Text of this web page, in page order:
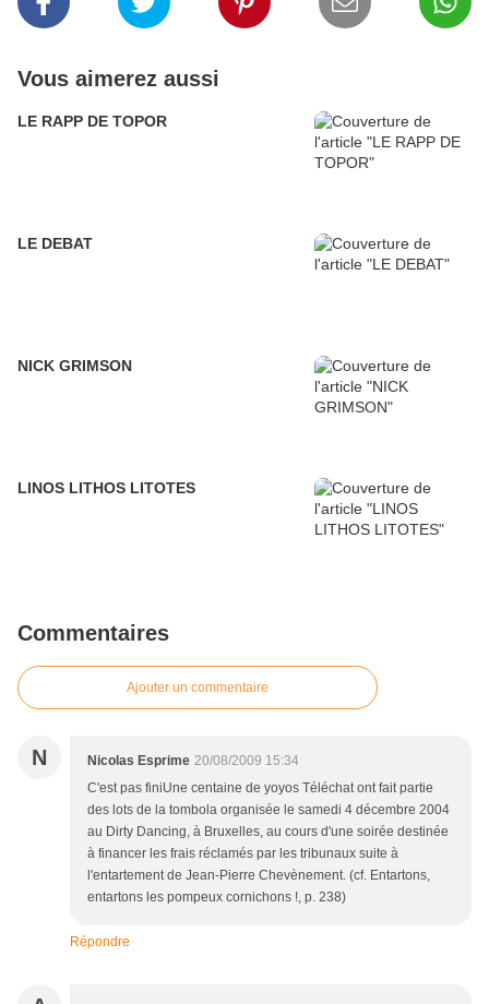
Vous aimerez aussi
LE RAPP DE TOPOR
LE DEBAT
NICK GRIMSON
LINOS LITHOS LITOTES
Commentaires
Ajouter un commentaire
N Nicolas Esprime 20/08/2009 15:34
C'est pas finiUne centaine de yoyos Téléchat ont fait partie
des lots de la tombola organisée le samedi 4 décembre 2004
au Dirty Dancing, à Bruxelles, au cours d'une soirée destinée
à financer les frais réclamés par les tribunaux suite à
l'entartement de Jean-Pierre Chevènement. (cf. Entartons,
entartons les pompeux cornichons !, p. 238)
Répondre